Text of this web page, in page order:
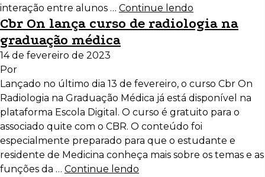
interação entre alunos … Continue lendo
Cbr On lança curso de radiologia na
graduação médica
14 de fevereiro de 2023
Por
Lançado no último dia 13 de fevereiro, o curso Cbr On
Radiologia na Graduação Médica já está disponível na
plataforma Escola Digital. O curso é gratuito para o
associado quite com o CBR. O conteúdo foi
especialmente preparado para que o estudante e
residente de Medicina conheça mais sobre os temas e as
funções da … Continue lendo